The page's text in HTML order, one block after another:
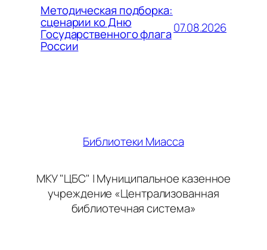
Методическая подборка:
сценарии ко Дню
Государственного флага
России
07.08.2026
Библиотеки Миасса
МКУ "ЦБС" | Муниципальное казенное
учреждение «Централизованная
библиотечная система»